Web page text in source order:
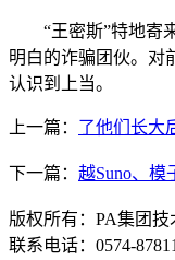
“王密斯”特地寄来
明白的诈骗团伙。对
认识到上当。
上一篇： 了他们长大
下一篇： 越Suno、模
版权所有：PA集团技
联系电话：0574-